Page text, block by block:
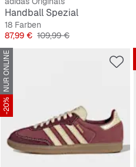
Handball Spezial
18 Farben
Preis
87,99 € Originalpreis
109,99 €
NUR ONLINE
-20%